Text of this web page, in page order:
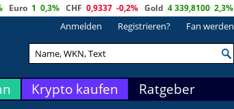
Euro 1 0,3% CHF 0,9337 -0,2% Gold 4 339,8100 2,3%
Anmelden Registrieren? Fan werden
Krypto kaufen Ratgeber